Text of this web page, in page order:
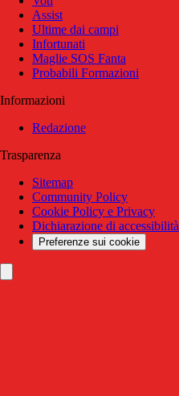
Assist
Ultime dai campi
Infortunati
Maglie SOS Fanta
Probabili Formazioni
Informazioni
Redazione
Trasparenza
Sitemap
Community Policy
Cookie Policy e Privacy
Dichiarazione di accessibilità
Preferenze sui cookie